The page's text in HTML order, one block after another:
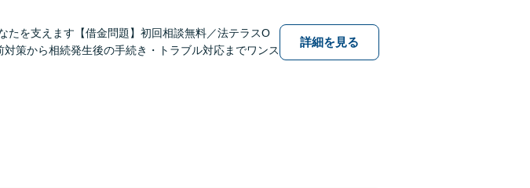
たを支えます【借金問題】初回相談無料／法テラスO
策から相続発生後の手続き・トラブル対応までワンス
詳細を見る